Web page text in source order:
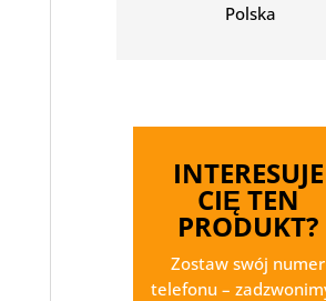
Polska
INTERESUJE
CIĘ TEN
PRODUKT?
Zostaw swój numer
telefonu –